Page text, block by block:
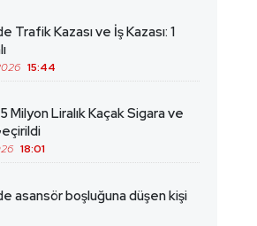
Trafik Kazası ve İş Kazası: 1
15:44
Milyon Liralık Kaçak Sigara ve
18:01
asansör boşluğuna düşen kişi